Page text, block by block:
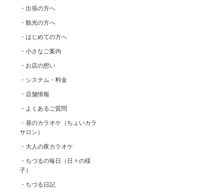
・出張の方へ
・観光の方へ
・はじめての方へ
・小さなご案内
・お店の想い
・システム・料金
・店舗情報
・よくあるご質問
・昼のカラオケ（ちょいカラ
サロン）
・大人の夜カラオケ
・ちづるの毎日（日々の様
子）
・ちづる日記